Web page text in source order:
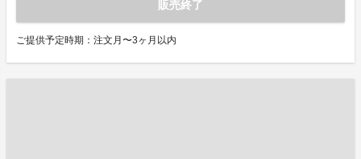
販売終了
ご提供予定時期：注文月〜3ヶ月以内